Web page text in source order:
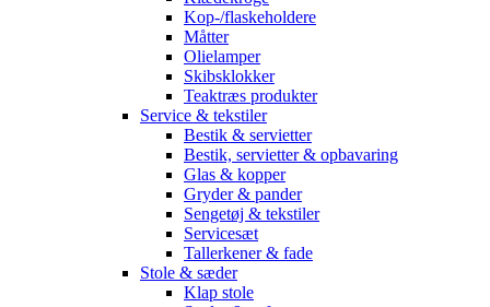
Kop-/flaskeholdere
Måtter
Olielamper
Skibsklokker
Teaktræs produkter
Service & tekstiler
Bestik & servietter
Bestik, servietter & opbavaring
Glas & kopper
Gryder & pander
Sengetøj & tekstiler
Servicesæt
Tallerkener & fade
Stole & sæder
Klap stole